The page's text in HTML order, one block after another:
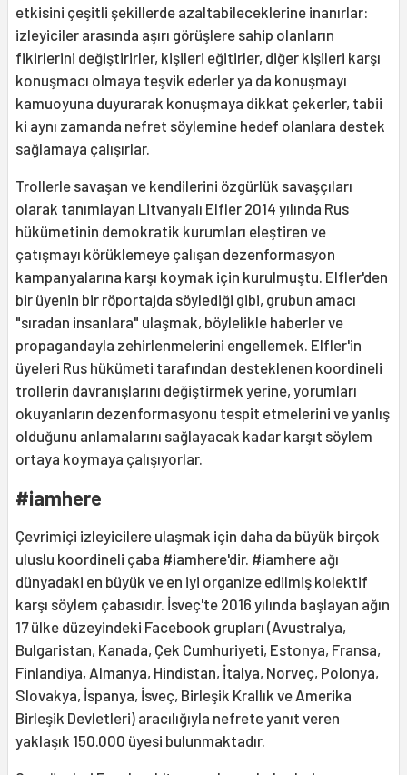
etkisini çeşitli şekillerde azaltabileceklerine inanırlar:
izleyiciler arasında aşırı görüşlere sahip olanların
fikirlerini değiştirirler, kişileri eğitirler, diğer kişileri karşı
konuşmacı olmaya teşvik ederler ya da konuşmayı
kamuoyuna duyurarak konuşmaya dikkat çekerler, tabii
ki aynı zamanda nefret söylemine hedef olanlara destek
sağlamaya çalışırlar.
Trollerle savaşan ve kendilerini özgürlük savaşçıları
olarak tanımlayan Litvanyalı Elfler 2014 yılında Rus
hükümetinin demokratik kurumları eleştiren ve
çatışmayı körüklemeye çalışan dezenformasyon
kampanyalarına karşı koymak için kurulmuştu. Elfler'den
bir üyenin bir röportajda söylediği gibi, grubun amacı
"sıradan insanlara" ulaşmak, böylelikle haberler ve
propagandayla zehirlenmelerini engellemek. Elfler'in
üyeleri Rus hükümeti tarafından desteklenen koordineli
trollerin davranışlarını değiştirmek yerine, yorumları
okuyanların dezenformasyonu tespit etmelerini ve yanlış
olduğunu anlamalarını sağlayacak kadar karşıt söylem
ortaya koymaya çalışıyorlar.
#iamhere
Çevrimiçi izleyicilere ulaşmak için daha da büyük birçok
uluslu koordineli çaba #iamhere'dir. #iamhere ağı
dünyadaki en büyük ve en iyi organize edilmiş kolektif
karşı söylem çabasıdır. İsveç'te 2016 yılında başlayan ağın
17 ülke düzeyindeki Facebook grupları (Avustralya,
Bulgaristan, Kanada, Çek Cumhuriyeti, Estonya, Fransa,
Finlandiya, Almanya, Hindistan, İtalya, Norveç, Polonya,
Slovakya, İspanya, İsveç, Birleşik Krallık ve Amerika
Birleşik Devletleri) aracılığıyla nefrete yanıt veren
yaklaşık 150.000 üyesi bulunmaktadır.